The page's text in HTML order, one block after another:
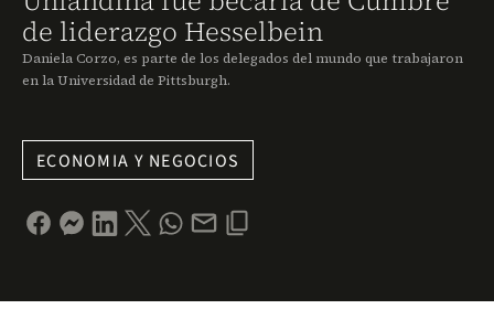
de liderazgo Hesselbein
Daniela Corzo, es parte de los delegados del mundo que trabajaron
en la Universidad de Pittsburgh.
ECONOMIA Y NEGOCIOS